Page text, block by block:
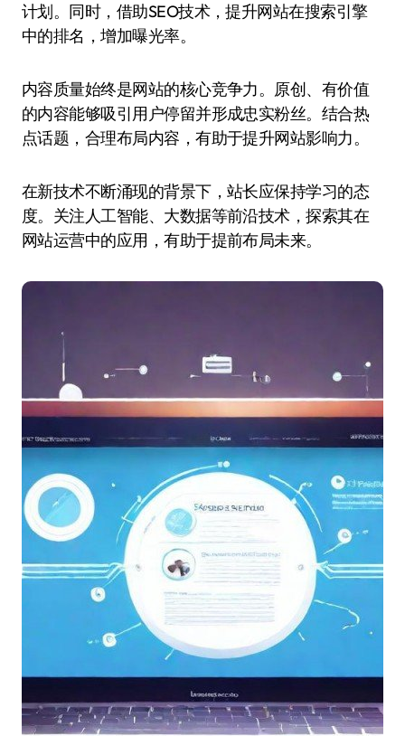
计划。同时，借助SEO技术，提升网站在搜索引擎
中的排名，增加曝光率。
内容质量始终是网站的核心竞争力。原创、有价值
的内容能够吸引用户停留并形成忠实粉丝。结合热
点话题，合理布局内容，有助于提升网站影响力。
在新技术不断涌现的背景下，站长应保持学习的态
度。关注人工智能、大数据等前沿技术，探索其在
网站运营中的应用，有助于提前布局未来。